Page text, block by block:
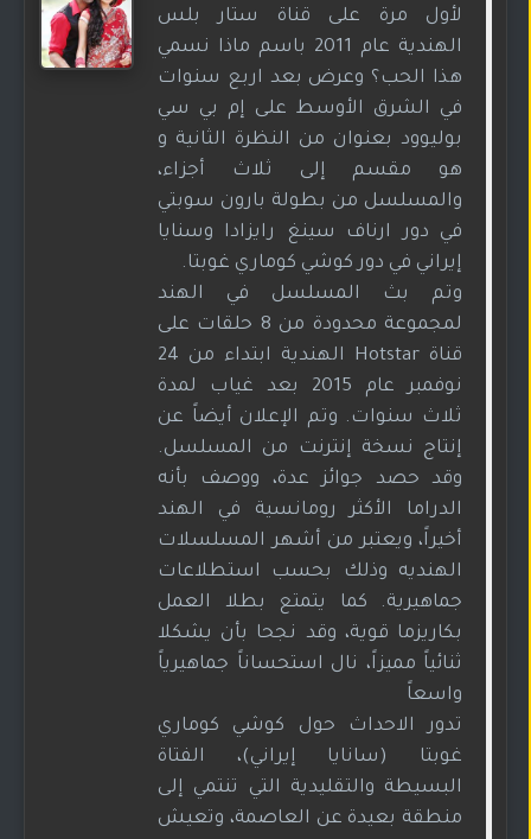
لأول مرة على قناة ستار بلس
الهندية عام 2011 باسم ماذا نسمي
هذا الحب؟ وعرض بعد اربع سنوات
في الشرق الأوسط على إم بي سي
بوليوود بعنوان من النظرة الثانية و
هو مقسم إلى ثلاث أجزاء،
والمسلسل من بطولة بارون سوبتي
في دور ارناف سينغ رايزادا وسنايا
إيراني في دور كوشي كوماري غوبتا.
وتم بث المسلسل في الهند
لمجموعة محدودة من 8 حلقات على
قناة Hotstar الهندية ابتداء من 24
نوفمبر عام 2015 بعد غياب لمدة
ثلاث سنوات. وتم الإعلان أيضاً عن
إنتاج نسخة إنترنت من المسلسل.
وقد حصد جوائز عدة، ووصف بأنه
الدراما الأكثر رومانسية في الهند
أخيراً، ويعتبر من أشهر المسلسلات
الهنديه وذلك بحسب استطلاعات
جماهيرية. كما يتمتع بطلا العمل
بكاريزما قوية، وقد نجحا بأن يشكلا
ثنائياً مميزاً، نال استحساناً جماهيرياً
واسعاً
تدور الاحداث حول كوشي كوماري
غوبتا (سانايا إيراني)، الفتاة
البسيطة والتقليدية التي تنتمي إلى
منطقة بعيدة عن العاصمة، وتعيش